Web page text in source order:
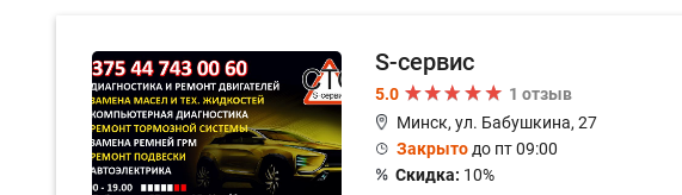
S-сервис
5.0
1 отзыв
Минск, ул. Бабушкина, 27
Закрытодо пт 09:00
Скидка: 10%